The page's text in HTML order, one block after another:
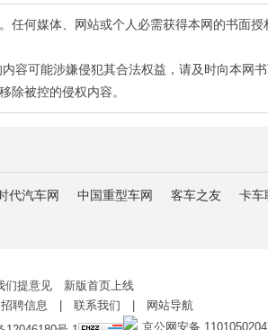
何媒体、网站或个人必需获得本网的书面授
容可能涉嫌侵犯其合法权益，请及时向本网
除被控的侵权内容。
代汽车网 中国重型车网 客车之友 卡车
提意见 新版首页上线
招聘信息 联系我们
网站导航
京公网安备